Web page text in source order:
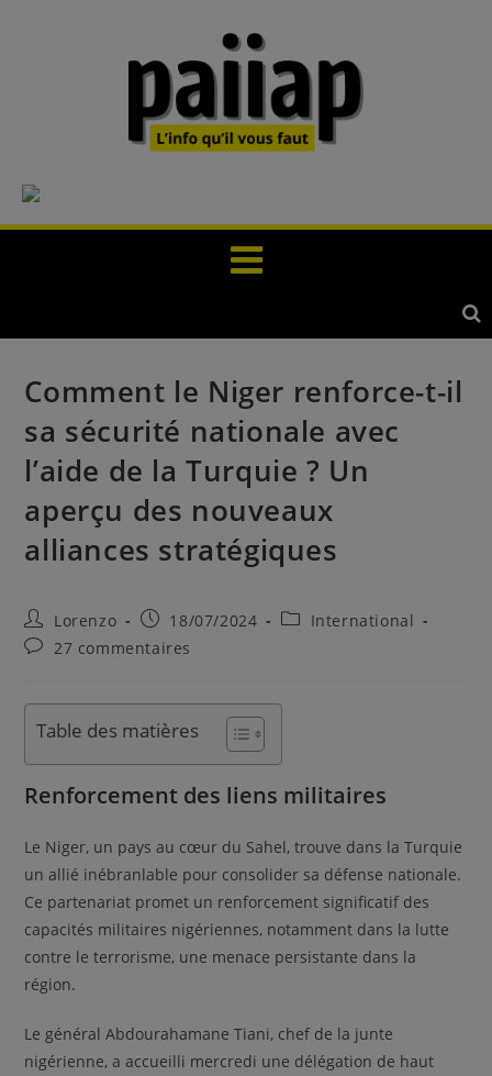
Comment le Niger renforce-t-il
sa sécurité nationale avec
l’aide de la Turquie ? Un
aperçu des nouveaux
alliances stratégiques
Lorenzo 18/07/2024
International
27 commentaires
Table des matières
Renforcement des liens militaires
Le Niger, un pays au cœur du Sahel, trouve dans la Turquie
un allié inébranlable pour consolider sa défense nationale.
Ce partenariat promet un renforcement significatif des
capacités militaires nigériennes, notamment dans la lutte
contre le terrorisme, une menace persistante dans la
région.
Le général Abdourahamane Tiani, chef de la junte
nigérienne, a accueilli mercredi une délégation de haut